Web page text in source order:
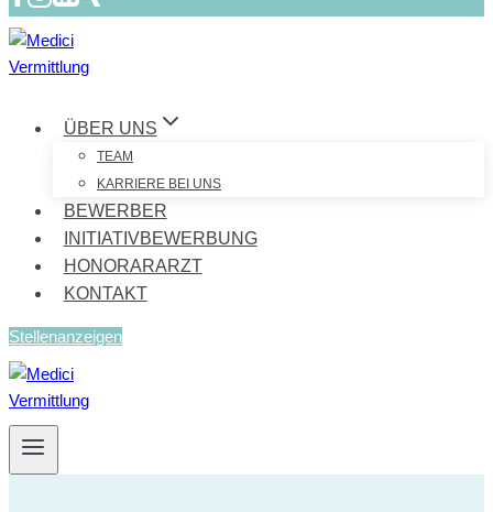
ÜBER UNS
TEAM
KARRIERE BEI UNS
BEWERBER
INITIATIVBEWERBUNG
HONORARARZT
KONTAKT
Stellenanzeigen